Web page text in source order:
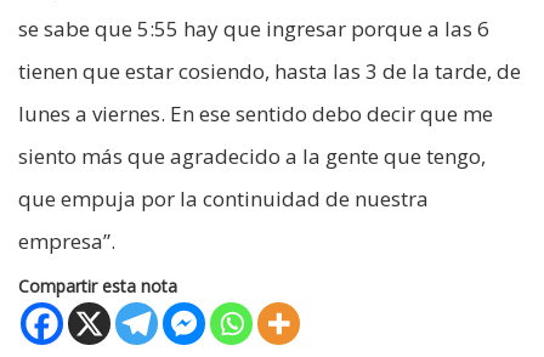
se sabe que 5:55 hay que ingresar porque a las 6
tienen que estar cosiendo, hasta las 3 de la tarde, de
lunes a viernes. En ese sentido debo decir que me
siento más que agradecido a la gente que tengo,
que empuja por la continuidad de nuestra
empresa”.
Compartir esta nota